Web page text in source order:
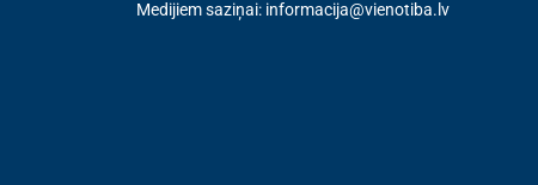
Medijiem saziņai: informacija@vienotiba.lv